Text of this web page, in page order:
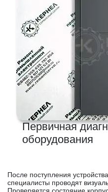
Первичная
оборудования
После поступления
специалисты проводят